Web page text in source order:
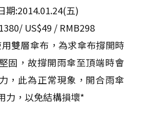
期:2014.01.24(五)
US$49 / RMB298
雙層傘布，為求傘布撐開時
固，故撐開雨傘至頂端時會
，此為正常現象，開合雨傘
力，以免結構損壞*